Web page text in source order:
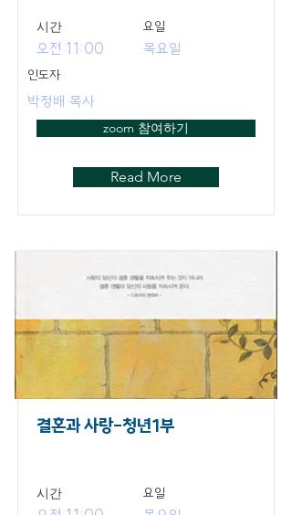
​시간
오전 11:00
요일
목요일
인도자
박정배 목사
zoom 참여하기
Read More
결혼과 사랑-청년1부
​시간 요일